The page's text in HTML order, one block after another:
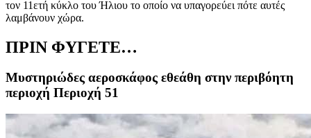
τον 11ετή κύκλο του Ήλιου το οποίο να υπαγορεύει πότε αυτές
λαμβάνουν χώρα.
ΠΡΙΝ ΦΥΓΕΤΕ…
Μυστηριώδες αεροσκάφος εθεάθη στην περιβόητη
περιοχή Περιοχή 51